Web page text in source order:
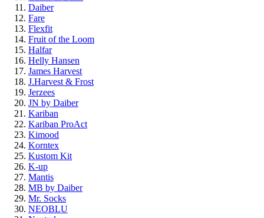
Daiber
Fare
Flexfit
Fruit of the Loom
Halfar
Helly Hansen
James Harvest
J.Harvest & Frost
Jerzees
JN by Daiber
Kariban
Kariban ProAct
Kimood
Korntex
Kustom Kit
K-up
Mantis
MB by Daiber
Mr. Socks
NEOBLU